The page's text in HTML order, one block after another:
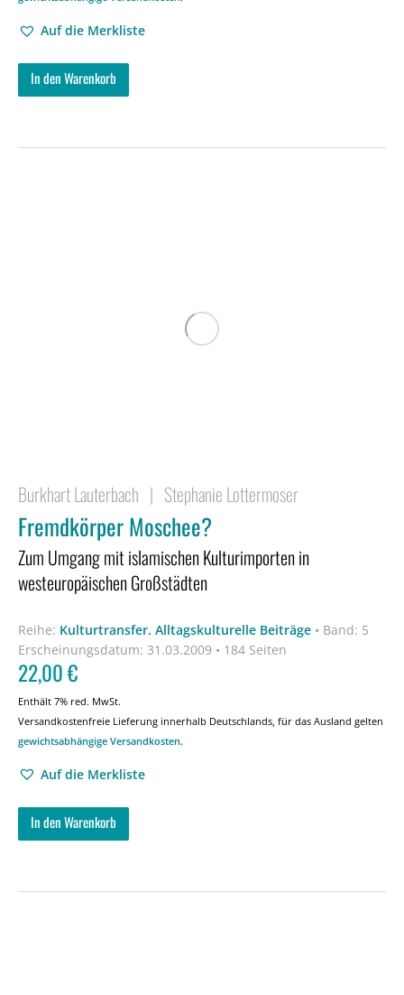
Auf die Merkliste
In den Warenkorb
Burkhart Lauterbach | Stephanie Lottermoser
Fremdkörper Moschee?
Zum Umgang mit islamischen Kulturimporten in
westeuropäischen Großstädten
Reihe: Kulturtransfer. Alltagskulturelle Beiträge • Band: 5
Erscheinungsdatum: 31.03.2009 • 184 Seiten
22,00€
Enthält 7% red. MwSt.
Versandkostenfreie Lieferung innerhalb Deutschlands, für das Ausland gelten
gewichtsabhängige Versandkosten.
Auf die Merkliste
In den Warenkorb